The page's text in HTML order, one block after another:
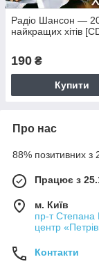
Радіо Шансон —
найкращих хітів
190 ₴
Купити
Про нас
88% позитивних з
Працює з
м. Київ
пр-т Степана
центр
Контакти